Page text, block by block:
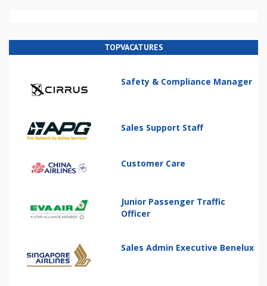
TOPVACATURES
Safety & Compliance Manager
Sales Support Staff
Customer Care
Junior Passenger Traffic
Officer
Sales Admin Executive Benelux